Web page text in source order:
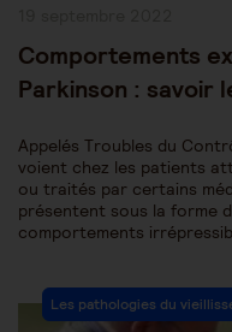
Comportements
Parkinson : savoir
Appelés Troubles du
voient chez les patients
ou traités par certains
présentent sous la forme
comportements
Post
Category:
Les pathologies du